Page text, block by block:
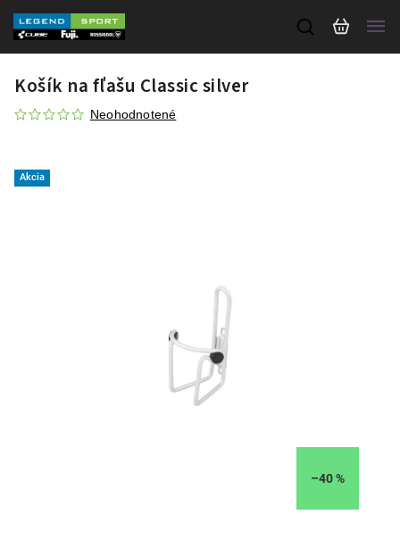
Košík na fľašu Classic silver
Neohodnotené
Akcia
–40 %